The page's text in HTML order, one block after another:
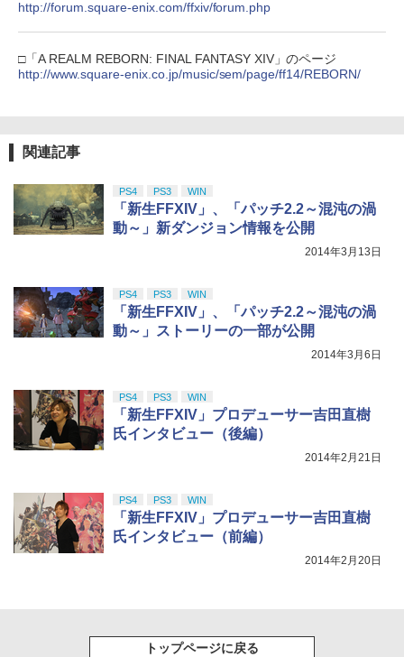
http://forum.square-enix.com/ffxiv/forum.php
□「A REALM REBORN: FINAL FANTASY XIV」のページ
http://www.square-enix.co.jp/music/sem/page/ff14/REBORN/
関連記事
PS4 PS3 WIN
「新生FFXIV」、「パッチ2.2～混沌の渦
動～」新ダンジョン情報を公開
2014年3月13日
PS4 PS3 WIN
「新生FFXIV」、「パッチ2.2～混沌の渦
動～」ストーリーの一部が公開
2014年3月6日
PS4 PS3 WIN
「新生FFXIV」プロデューサー吉田直樹
氏インタビュー（後編）
2014年2月21日
PS4 PS3 WIN
「新生FFXIV」プロデューサー吉田直樹
氏インタビュー（前編）
2014年2月20日
トップページに戻る